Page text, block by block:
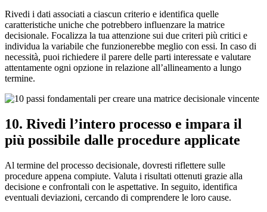
Rivedi i dati associati a ciascun criterio e identifica quelle
caratteristiche uniche che potrebbero influenzare la matrice
decisionale. Focalizza la tua attenzione sui due criteri più critici e
individua la variabile che funzionerebbe meglio con essi. In caso di
necessità, puoi richiedere il parere delle parti interessate e valutare
attentamente ogni opzione in relazione all’allineamento a lungo
termine.
10. Rivedi l’intero processo e impara il
più possibile dalle procedure applicate
Al termine del processo decisionale, dovresti riflettere sulle
procedure appena compiute. Valuta i risultati ottenuti grazie alla
decisione e confrontali con le aspettative. In seguito, identifica
eventuali deviazioni, cercando di comprendere le loro cause.